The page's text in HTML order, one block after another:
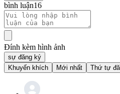
bình luận16
Đính kèm hình ảnh
sự đăng ký
Khuyến khích
Mới nhất Thứ tự